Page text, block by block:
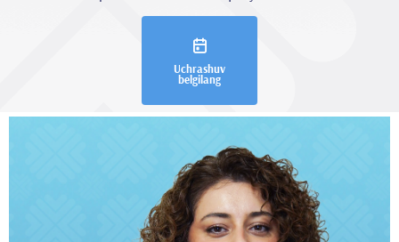
Uchrashuv
belgilang